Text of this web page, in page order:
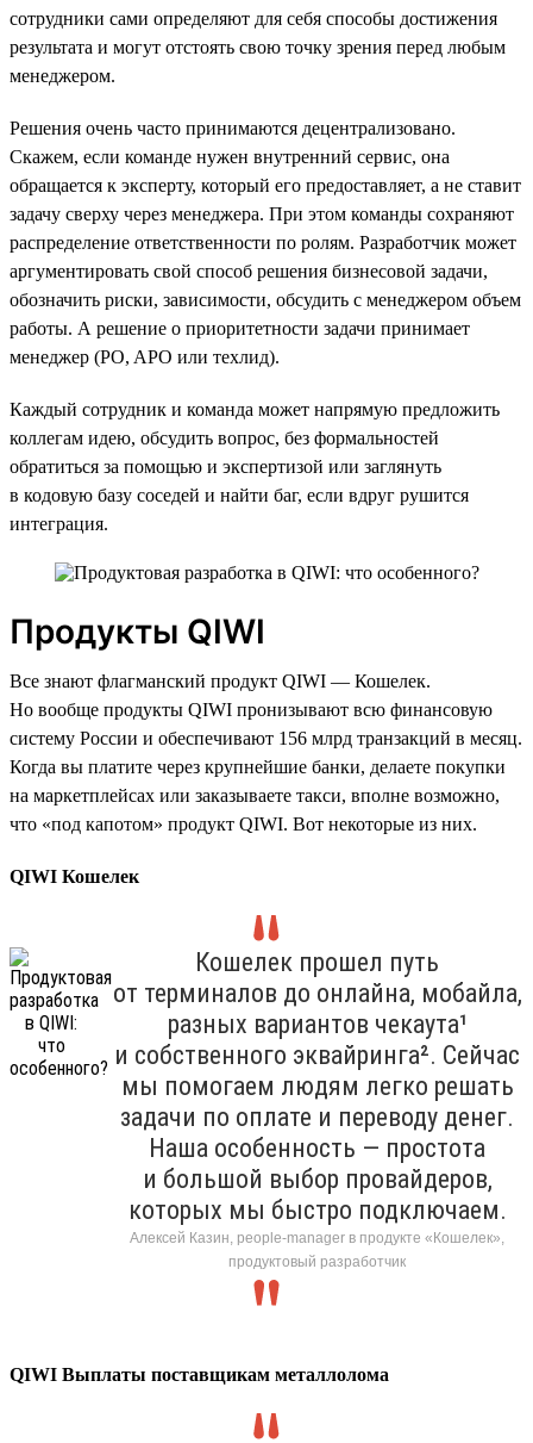
сотрудники сами определяют для себя способы достижения
результата и могут отстоять свою точку зрения перед любым
менеджером.
Решения очень часто принимаются децентрализовано.
Скажем, если команде нужен внутренний сервис, она
обращается к эксперту, который его предоставляет, а не ставит
задачу сверху через менеджера. При этом команды сохраняют
распределение ответственности по ролям. Разработчик может
аргументировать свой способ решения бизнесовой задачи,
обозначить риски, зависимости, обсудить с менеджером объем
работы. А решение о приоритетности задачи принимает
менеджер (PO, APO или техлид).
Каждый сотрудник и команда может напрямую предложить
коллегам идею, обсудить вопрос, без формальностей
обратиться за помощью и экспертизой или заглянуть
в кодовую базу соседей и найти баг, если вдруг рушится
интеграция.
Продукты QIWI
Все знают флагманский продукт QIWI — Кошелек.
Но вообще продукты QIWI пронизывают всю финансовую
систему России и обеспечивают 156 млрд транзакций в месяц.
Когда вы платите через крупнейшие банки, делаете покупки
на маркетплейсах или заказываете такси, вполне возможно,
что «под капотом» продукт QIWI. Вот некоторые из них.
QIWI Кошелек
Кошелек прошел путь
от терминалов до онлайна, мобайла,
разных вариантов чекаута¹
и собственного эквайринга². Сейчас
мы помогаем людям легко решать
задачи по оплате и переводу денег.
Наша особенность — простота
и большой выбор провайдеров,
которых мы быстро подключаем.
Алексей Казин, people-manager в продукте «Кошелек»,
продуктовый разработчик
QIWI Выплаты поставщикам металлолома